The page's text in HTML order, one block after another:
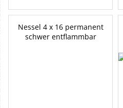
Nessel 4 x 16 permanent
schwer entflammbar